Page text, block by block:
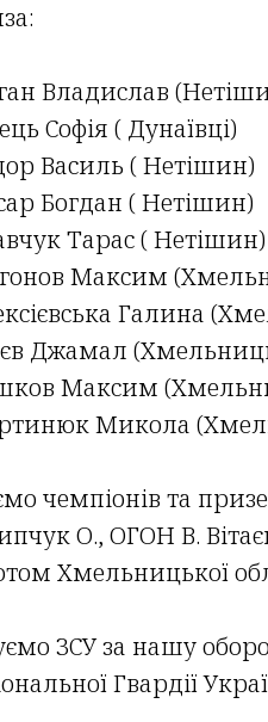
Владислав
Софія ( Дунаївці)
Василь ( Нетішин)
Богдан ( Нетішин)
Тарас ( Нетішин)
Максим
Галина
Джамал
Максим
Микола
чемпіонів та
О., ОГОН В.
Хмельницької
ЗСУ за нашу
Гвардії